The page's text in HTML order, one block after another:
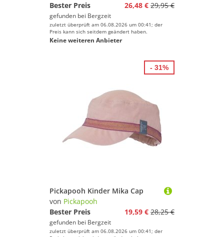
Bester Preis
26,48 € 29,95 €
gefunden bei Bergzeit
zuletzt überprüft am 06.08.2026 um 00:41; der
Preis kann sich seitdem geändert haben.
Keine weiteren Anbieter
Pickapooh Kinder Mika Cap
von Pickapooh
Bester Preis
19,59 € 28,25 €
gefunden bei Bergzeit
zuletzt überprüft am 06.08.2026 um 00:41; der
- 31%